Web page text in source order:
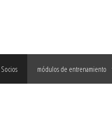
Socios módulos de entrenamiento